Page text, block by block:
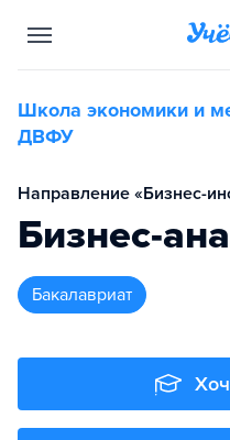
Школа экономики и
ДВФУ
Направление «Бизнес-
Бизнес-
бакалавриат